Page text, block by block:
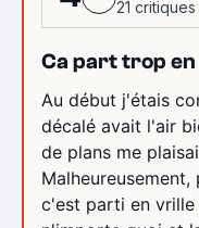
21 critiques
Ca part trop
Au début j'étais
décalé avait l'air
de plans me
c'est parti en